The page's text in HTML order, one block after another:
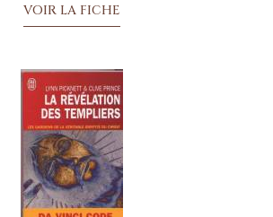
VOIR LA FICHE